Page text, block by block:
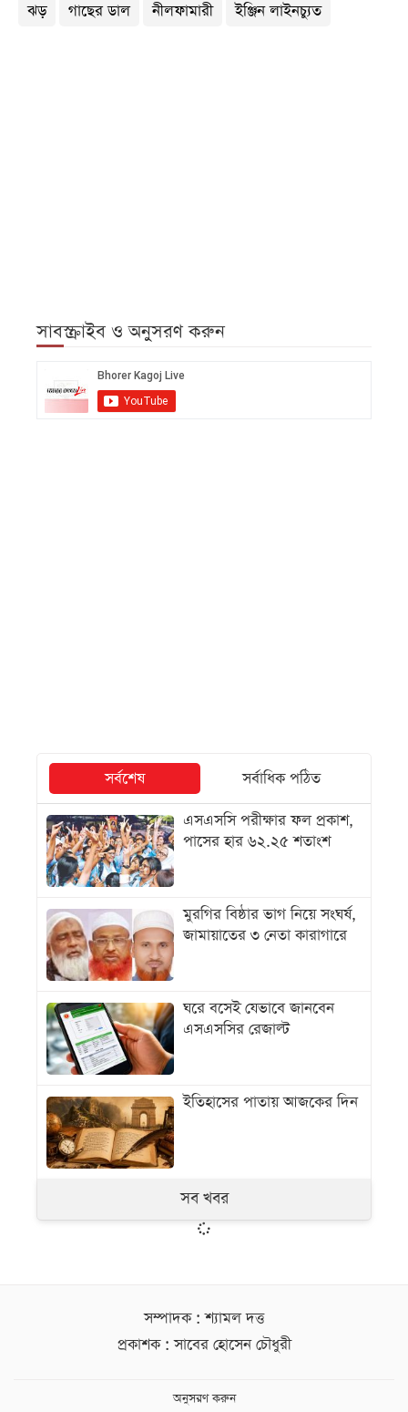
ঝড় গাছের ডাল নীলফামারী ইঞ্জিন লাইনচ্যুত
সাবস্ক্রাইব ও অনুসরণ করুন
সর্বশেষ
সর্বাধিক পঠিত
এসএসসি পরীক্ষার ফল প্রকাশ,
পাসের হার ৬২.২৫ শতাংশ
মুরগির বিষ্ঠার ভাগ নিয়ে সংঘর্ষ,
জামায়াতের ৩ নেতা কারাগারে
ঘরে বসেই যেভাবে জানবেন
এসএসসির রেজাল্ট
ইতিহাসের পাতায় আজকের দিন
সব খবর
সম্পাদক : শ্যামল দত্ত
প্রকাশক : সাবের হোসেন চৌধুরী
অনুসরণ করুন